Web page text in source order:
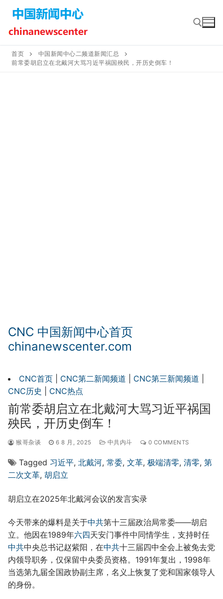
content
首页
中国新闻中心二频道新闻汇总
前常委胡启立在北戴河大骂习近平祸国殃民，开历史倒车！
CNC 中国新闻中心首页
chinanewscenter.com
CNC首页 CNC第二新闻频道 CNC第三新闻频道
CNC历史
CNC热点
前常委胡启立在北戴河大骂习近平祸国
殃民，开历史倒车！
猴哥杂谈 6 8 月, 2025 中共内斗 0 COMMENTS
Tagged 习近平, 北戴河, 常委, 文革, 极端清零, 清零, 第
二次文革, 胡启立
胡启立在2025年北戴河会议的发言实录
今天带来的爆料是关于中共第十三届政治局常委——胡启
立。他因在1989年六四天安门事件中同情学生，支持时任
中共中央总书记赵紫阳，在中共十三届四中全会上被免去党
内领导职务，仅保留中央委员资格。1991年复出，1998年
当选第九届全国政协副主席，名义上恢复了党和国家领导人
的身份。